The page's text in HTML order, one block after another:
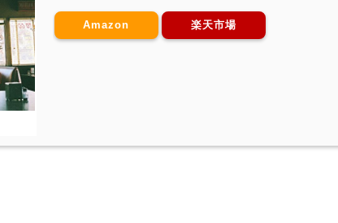
Amazon 楽天市場